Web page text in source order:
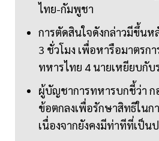
ไทย-กัมพูชา
การตัดสินใจดังกล่าวมีขึ้น
3 ชั่วโมง เพื่อหารือมาตรก
ทหารไทย 4 นายเหยียบกับ
ผู้บัญชาการทหารบกชี้ว่า ก
ข้อตกลงเพื่อรักษาสิทธิในก
เนื่องจากยังคงมีท่าทีที่เป็น